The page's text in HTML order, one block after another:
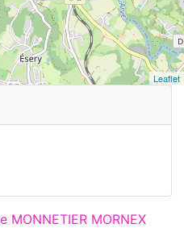
Leaflet
MORNEX